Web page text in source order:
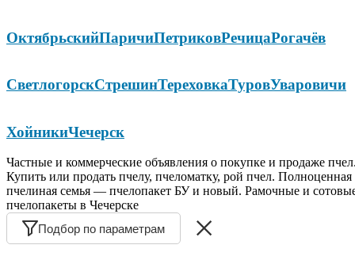
ОктябрьскийПаричиПетриковРечицаРогачёв
СветлогорскСтрешинТереховкаТуровУваровичи
ХойникиЧечерск
Частные и коммерческие объявления о покупке и продаже
Купить или продать пчелу, пчеломатку, рой пчел. Полноценная
пчелиная семья — пчелопакет БУ и новый. Рамочные и
пчелопакеты в Чечерске
Подбор по параметрам